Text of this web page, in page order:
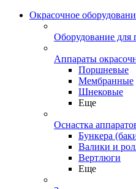
Окрасочное
Оборудование для
Аппараты
Поршневые
Мембранные
Шнековые
Еще
Оснастка
Бункера
Валики и
Вертлюги
Еще